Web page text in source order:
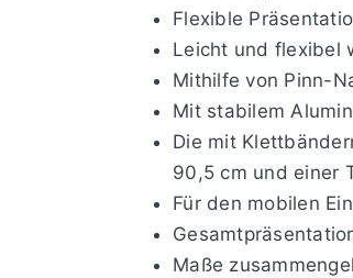
Flexible
Leicht und flexibel
Mithilfe von Pinn-
Mit stabilem
Die mit
90,5 cm und einer
Für den mobilen
Maße